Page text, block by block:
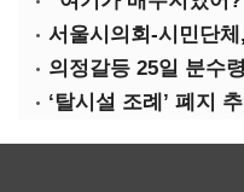
서울시의회-시민단
의정갈등 25일 분수
‘탈시설 조례’ 폐지